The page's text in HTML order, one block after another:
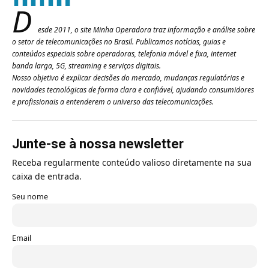
D
esde 2011, o site Minha Operadora traz informação e análise sobre
o setor de telecomunicações no Brasil. Publicamos notícias, guias e
conteúdos especiais sobre operadoras, telefonia móvel e fixa, internet
banda larga, 5G, streaming e serviços digitais.
Nosso objetivo é explicar decisões do mercado, mudanças regulatórias e
novidades tecnológicas de forma clara e confiável, ajudando consumidores
e profissionais a entenderem o universo das telecomunicações.
Junte-se à nossa newsletter
Receba regularmente conteúdo valioso diretamente na sua
caixa de entrada.
Seu nome
Email